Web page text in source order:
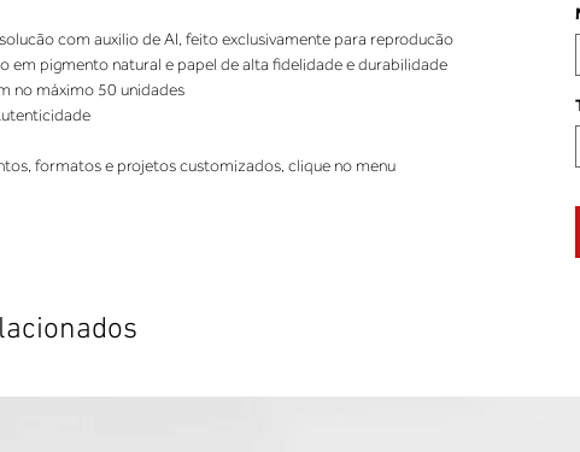
com auxilio de AI, feito exclusivamente para reproducão
em pigmento natural e papel de alta fidelidade e durabilidade
no máximo 50 unidades
formatos e projetos customizados, clique no menu